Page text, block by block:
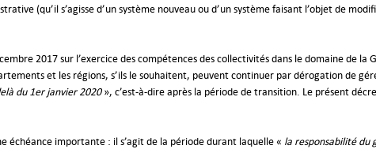
(qu’il s’agisse d’un système nouveau ou d’un système faisant l’objet de
2017 sur l’exercice des compétences des collectivités dans le domaine de la
et les régions, s’ils le souhaitent, peuvent continuer par dérogation de
du 1er janvier 2020», c’est-à-dire après la période de transition. Le présent
échéance importante : il s’agit de la période durant laquelle « la responsabilité du